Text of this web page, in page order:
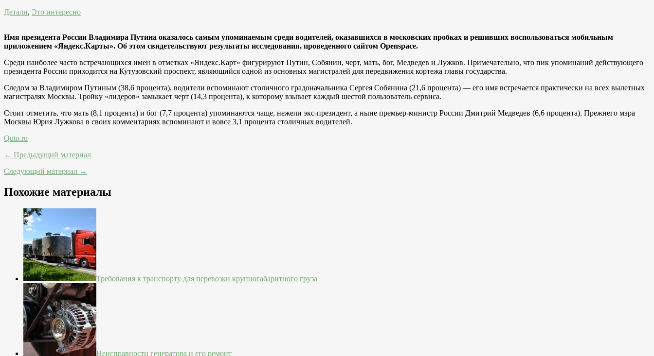
Детали, Это интересно
Имя президента России Владимира Путина оказалось самым упоминаемым среди водителей, оказавшихся в московских пробках и решивших воспользоваться мобильным
приложением «Яндекс.Карты». Об этом свидетельствуют результаты исследования, проведенного сайтом Openspace.
Среди наиболее часто встречающихся имен в отметках «Яндекс.Карт» фигурируют Путин, Собянин, черт, мать, бог, Медведев и Лужков. Примечательно, что пик упоминаний действующего
президента России приходится на Кутузовский проспект, являющийся одной из основных магистралей для передвижения кортежа главы государства.
Следом за Владимиром Путиным (38,6 процента), водители вспоминают столичного градоначальника Сергея Собянина (21,6 процента) — его имя встречается практически на всех вылетных
магистралях Москвы. Тройку «лидеров» замыкает черт (14,3 процента), к которому взывает каждый шестой пользователь сервиса.
Стоит отметить, что мать (8,1 процента) и бог (7,7 процента) упоминаются чаще, нежели экс-президент, а ныне премьер-министр России Дмитрий Медведев (6,6 процента). Прежнего мэра
Москвы Юрия Лужкова в своих комментариях вспоминают и вовсе 3,1 процента столичных водителей.
Quto.ru
← Предыдущий материал
Следующий материал →
Похожие материалы
Требования к транспорту для перевозки крупногабаритного груза
Неисправности генератора и его ремонт